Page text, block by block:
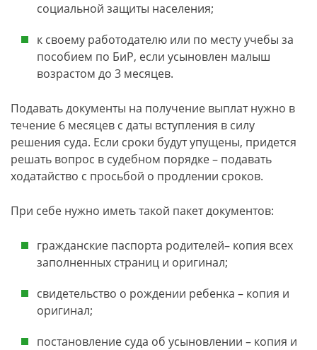
социальной защиты населения;
к своему работодателю или по месту учебы за
пособием по БиР, если усыновлен малыш
возрастом до 3 месяцев.
Подавать документы на получение выплат нужно в
течение 6 месяцев с даты вступления в силу
решения суда. Если сроки будут упущены, придется
решать вопрос в судебном порядке – подавать
ходатайство с просьбой о продлении сроков.
При себе нужно иметь такой пакет документов:
гражданские паспорта родителей– копия всех
заполненных страниц и оригинал;
свидетельство о рождении ребенка – копия и
оригинал;
постановление суда об усыновлении – копия и